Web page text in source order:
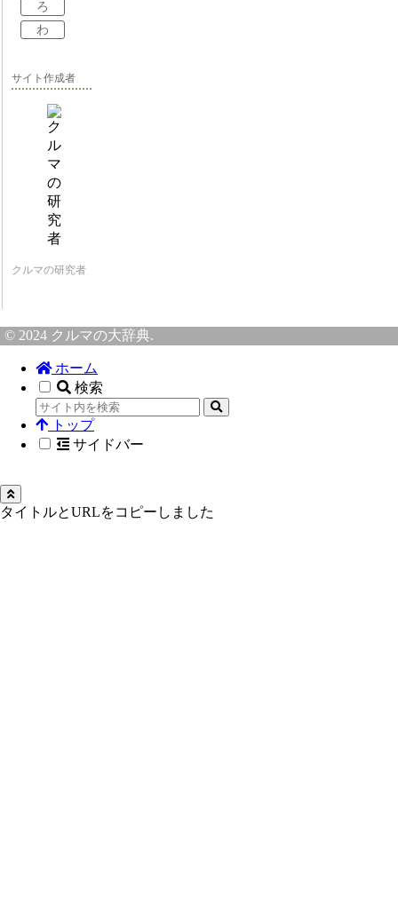
ろ
わ
サイト作成者
クルマの研究者
© 2024 クルマの大辞典.
ホーム
検索
トップ
サイドバー
タイトルとURLをコピーしました